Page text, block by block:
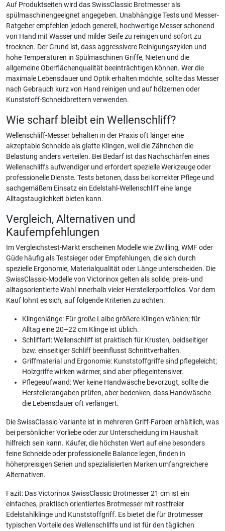
Auf Produktseiten wird das SwissClassic Brotmesser als
spülmaschinengeeignet angegeben. Unabhängige Tests und Messer-
Ratgeber empfehlen jedoch generell, hochwertige Messer schonend
von Hand mit Wasser und milder Seife zu reinigen und sofort zu
trocknen. Der Grund ist, dass aggressivere Reinigungszyklen und
hohe Temperaturen in Spülmaschinen Griffe, Nieten und die
allgemeine Oberflächenqualität beeinträchtigen können. Wer die
maximale Lebensdauer und Optik erhalten möchte, sollte das Messer
nach Gebrauch kurz von Hand reinigen und auf hölzernen oder
Kunststoff-Schneidbrettern verwenden.
Wie scharf bleibt ein Wellenschliff?
Wellenschliff-Messer behalten in der Praxis oft länger eine
akzeptable Schneide als glatte Klingen, weil die Zähnchen die
Belastung anders verteilen. Bei Bedarf ist das Nachschärfen eines
Wellenschliffs aufwendiger und erfordert spezielle Werkzeuge oder
professionelle Dienste. Tests betonen, dass bei korrekter Pflege und
sachgemäßem Einsatz ein Edelstahl-Wellenschliff eine lange
Alltagstauglichkeit bieten kann.
Vergleich, Alternativen und
Kaufempfehlungen
Im Vergleichstest-Markt erscheinen Modelle wie Zwilling, WMF oder
Güde häufig als Testsieger oder Empfehlungen, die sich durch
spezielle Ergonomie, Materialqualität oder Länge unterscheiden. Die
SwissClassic-Modelle von Victorinox gelten als solide, preis- und
alltagsorientierte Wahl innerhalb vieler Herstellerportfolios. Vor dem
Kauf lohnt es sich, auf folgende Kriterien zu achten:
Klingenlänge: Für große Laibe größere Klingen wählen; für
Alltag eine 20–22 cm Klinge ist üblich.
Schliffart: Wellenschliff ist praktisch für Krusten, beidseitiger
bzw. einseitiger Schliff beeinflusst Schnittverhalten.
Griffmaterial und Ergonomie: Kunststoffgriffe sind pflegeleicht;
Holzgriffe wirken wärmer, sind aber pflegeintensiver.
Pflegeaufwand: Wer keine Handwäsche bevorzugt, sollte die
Herstellerangaben prüfen, aber bedenken, dass Handwäsche
die Lebensdauer oft verlängert.
Die SwissClassic-Variante ist in mehreren Griff-Farben erhältlich, was
bei persönlicher Vorliebe oder zur Unterscheidung im Haushalt
hilfreich sein kann. Käufer, die höchsten Wert auf eine besonders
feine Schneide oder professionelle Balance legen, finden in
höherpreisigen Serien und spezialisierten Marken umfangreichere
Alternativen.
Fazit: Das Victorinox SwissClassic Brotmesser 21 cm ist ein
einfaches, praktisch orientiertes Brotmesser mit rostfreier
Edelstahlklinge und Kunststoffgriff. Es bietet die für Brotmesser
typischen Vorteile des Wellenschliffs und ist für den täglichen